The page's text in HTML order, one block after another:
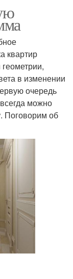
квартир
в изменении
очередь
можно
Поговорим об